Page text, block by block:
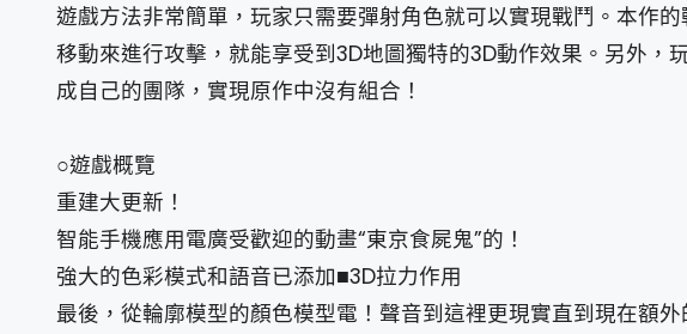
遊戲方法非常簡單，玩家只需要彈射角色就可以實現戰鬥。本作
移動來進行攻擊，就能享受到3D地圖獨特的3D動作效果。另外，
成自己的團隊，實現原作中沒有組合！
○遊戲概覽
重建大更新！
智能手機應用電廣受歡迎的動畫“東京食屍鬼”的！
強大的色彩模式和語音已添加■3D拉力作用
最後，從輪廓模型的顏色模型電！聲音到這裡更現實直到現在額外